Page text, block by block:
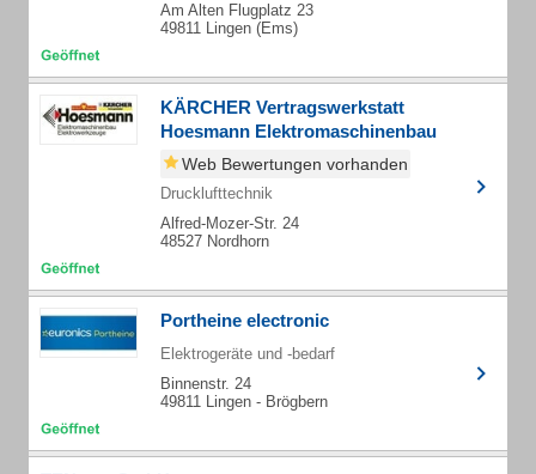
Am Alten Flugplatz 23
49811 Lingen (Ems)
KÄRCHER Vertragswerkstatt
Hoesmann Elektromaschinenbau
Web Bewertungen vorhanden
Drucklufttechnik
Alfred-Mozer-Str. 24
48527 Nordhorn
Portheine electronic
Elektrogeräte und -bedarf
Binnenstr. 24
49811 Lingen - Brögbern